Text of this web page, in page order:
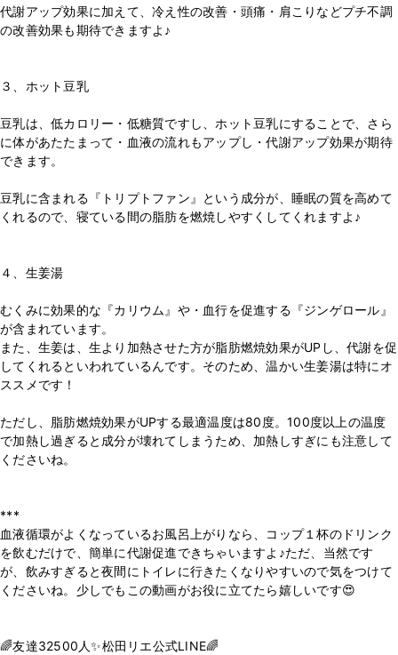
代謝アップ効果に加えて、冷え性の改善・頭痛・肩こりなどプチ不調
の改善効果も期待できますよ♪
３、ホット豆乳
豆乳は、低カロリー・低糖質ですし、ホット豆乳にすることで、さら
に体があたたまって・血液の流れもアップし・代謝アップ効果が期待
できます。
豆乳に含まれる『トリプトファン』という成分が、睡眠の質を高めて
くれるので、寝ている間の脂肪を燃焼しやすくしてくれますよ♪
４、生姜湯
むくみに効果的な『カリウム』や・血行を促進する『ジンゲロール』
が含まれています。
また、生姜は、生より加熱させた方が脂肪燃焼効果がUPし、代謝を促
してくれるといわれているんです。そのため、温かい生姜湯は特にオ
ススメです！
ただし、脂肪燃焼効果がUPする最適温度は80度。100度以上の温度
で加熱し過ぎると成分が壊れてしまうため、加熱しすぎにも注意して
くださいね。
***
血液循環がよくなっているお風呂上がりなら、コップ１杯のドリンク
を飲むだけで、簡単に代謝促進できちゃいますよ♪ただ、当然です
が、飲みすぎると夜間にトイレに行きたくなりやすいので気をつけて
くださいね。少しでもこの動画がお役に立てたら嬉しいです😍
🌈友達32500人✨松田リエ公式LINE🌈